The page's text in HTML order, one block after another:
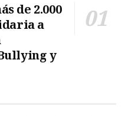
de 2.000
a
y